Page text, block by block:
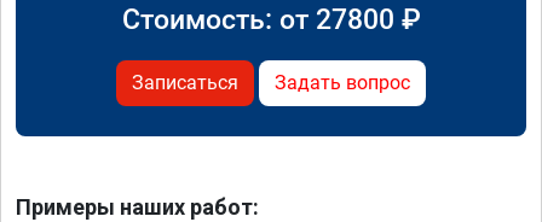
Стоимость: от 27800 ₽
Записаться Задать вопрос
Примеры наших работ: